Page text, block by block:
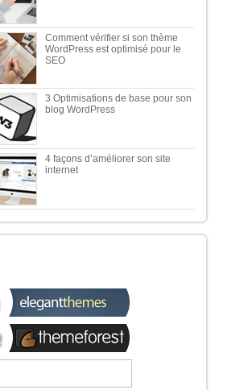
Comment vérifier si son thème
WordPress est optimisé pour le
SEO
3 Optimisations de base pour son
blog WordPress
4 façons d’améliorer son site
internet